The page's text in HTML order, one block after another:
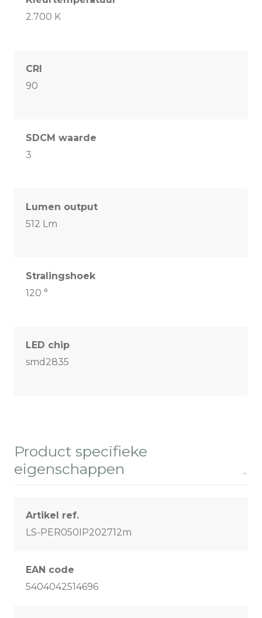
2.700 K
CRI
90
SDCM waarde
3
Lumen output
512 Lm
Stralingshoek
120 °
LED chip
smd2835
Product specifieke
eigenschappen
Artikel ref.
LS-PER050IP202712m
EAN code
5404042514696